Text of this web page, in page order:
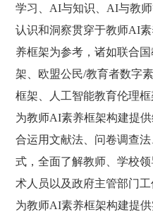
学习、AI与知识、AI与教
认识和洞察贯穿于教师AI
养框架为参考，诸如联合
架、欧盟公民/教育者数字
框架、人工智能教育伦理
为教师AI素养框架构建提
合运用文献法、问卷调查
式，全面了解教师、学校
术人员以及政府主管部门
为教师AI素养框架构建提供